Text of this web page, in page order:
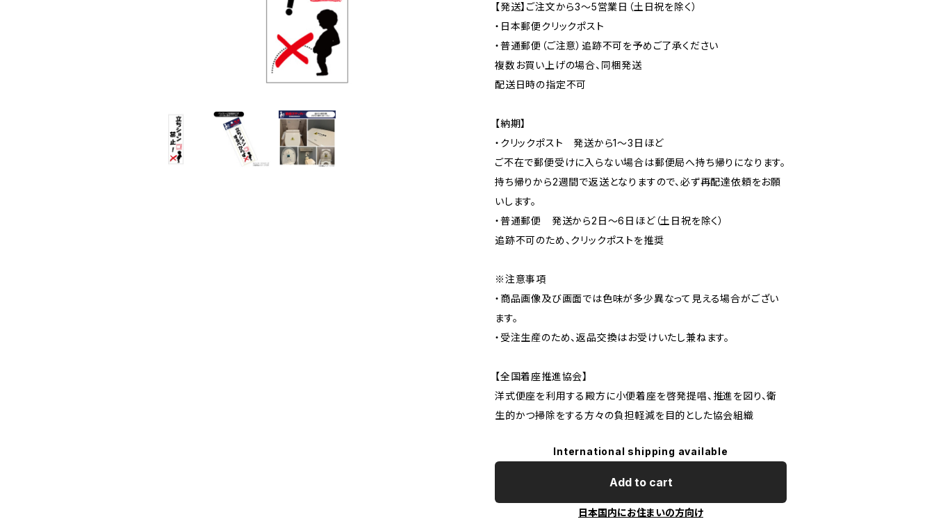
【発送】ご注文から3〜5営業日（土日祝を除く）
・日本郵便クリックポスト
・普通郵便（ご注意）追跡不可を予めご了承ください
複数お買い上げの場合、同梱発送
配送日時の指定不可
【納期】
・クリックポスト 発送から1〜3日ほど
ご不在で郵便受けに入らない場合は郵便局へ持ち帰りになります。
持ち帰りから2週間で返送となりますので、必ず再配達依頼をお願
いします。
・普通郵便 発送から2日〜6日ほど（土日祝を除く）
追跡不可のため、クリックポストを推奨
※注意事項
・商品画像及び画面では色味が多少異なって見える場合がござい
ます。
・受注生産のため、返品交換はお受けいたし兼ねます。
【全国着座推進協会】
洋式便座を利用する殿方に小便着座を啓発提唱、推進を図り、衛
生的かつ掃除をする方々の負担軽減を目的とした協会組織
International shipping available
Add to cart
日本国内にお住まいの方向け